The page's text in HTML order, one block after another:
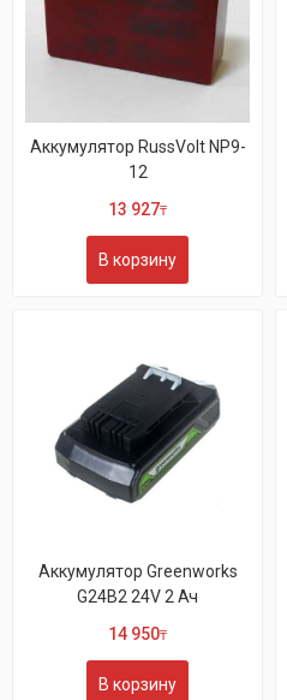
Аккумулятор RussVolt NP9-
12
13 927₸
В корзину
Аккумулятор Greenworks
G24B2 24V 2 Ач
14 950₸
В корзину